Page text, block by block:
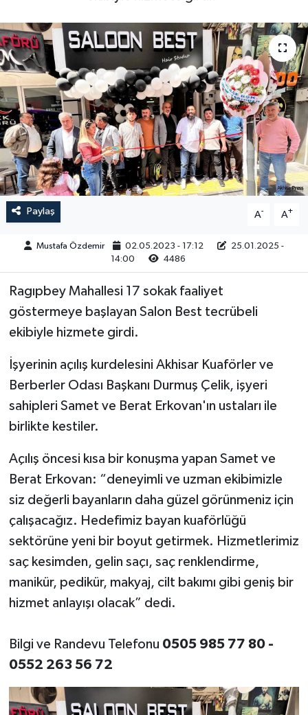
Paylaş A- A+
Mustafa Özdemir 02.05.2023 - 17:12
25.01.2025 -
14:00
4486
Ragıpbey Mahallesi 17 sokak faaliyet
göstermeye başlayan Salon Best tecrübeli
ekibiyle hizmete girdi.
İşyerinin açılış kurdelesini Akhisar Kuaförler ve
Berberler Odası Başkanı Durmuş Çelik, işyeri
sahipleri Samet ve Berat Erkovan'ın ustaları ile
birlikte kestiler.
Açılış öncesi kısa bir konuşma yapan Samet ve
Berat Erkovan: “deneyimli ve uzman ekibimizle
siz değerli bayanların daha güzel görünmeniz için
çalışacağız. Hedefimiz bayan kuaförlüğü
sektörüne yeni bir boyut getirmek. Hizmetlerimiz
saç kesimden, gelin saçı, saç renklendirme,
manikür, pedikür, makyaj, cilt bakımı gibi geniş bir
hizmet anlayışı olacak” dedi.
Bilgi ve Randevu Telefonu 0505 985 77 80 -
0552 263 56 72
Magazin
Duyurular
Kadın
Teknoloji
Yerel Haber
Akhisar Emlak
Ülke
Etiketler
Duyurular
Tarım-Gıda
Sektörel
Röportaj
Dünya
Yaşam
Teknoloji
Yerel Haber
Akhisar Emlak
Etiketler